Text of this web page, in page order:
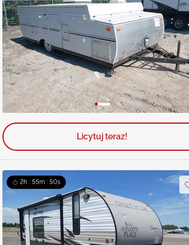
Licytuj teraz!
2h : 55m : 49s